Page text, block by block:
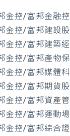
控/富邦金融控
控/富邦建設股
控/富邦建築經
控/富邦產物保
控/富邦媒體科
控/富邦期貨股
控/富邦資產管
控/富邦運動場
控/富邦綜合證